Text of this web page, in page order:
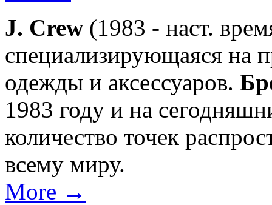
J. Crew (1983 - наст.
специализирующаяся на
одежды и аксессуаров.
1983 году и на
количество точек
всему миру.
More →